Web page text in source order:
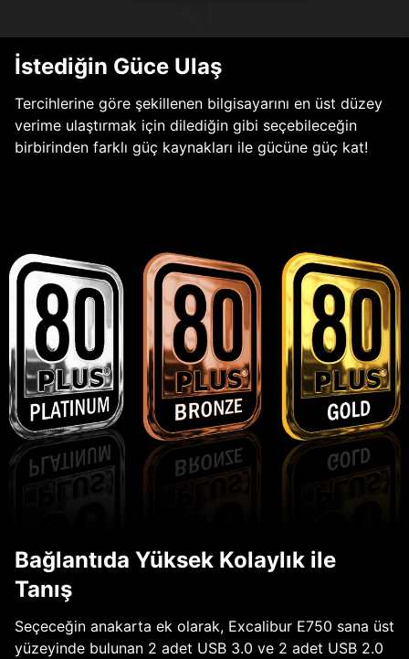
İstediğin Güce Ulaş
Tercihlerine göre şekillenen bilgisayarını en üst düzey
verime ulaştırmak için dilediğin gibi seçebileceğin
birbirinden farklı güç kaynakları ile gücüne güç kat!
Bağlantıda Yüksek Kolaylık ile
Tanış
Seçeceğin anakarta ek olarak, Excalibur E750 sana üst
yüzeyinde bulunan 2 adet USB 3.0 ve 2 adet USB 2.0